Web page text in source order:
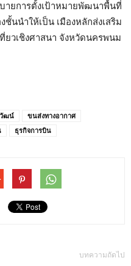
ายการตั้งเป้าหมายพัฒนาพื้นที่
นนำให้เป็น เมืองหลักส่งเสริม
ที่ยวเชิงศาสนา จังหวัดนครพนม
ฒน์
ขนส่งทางอากาศ
ธุรกิจการบิน
บทความถัดไป